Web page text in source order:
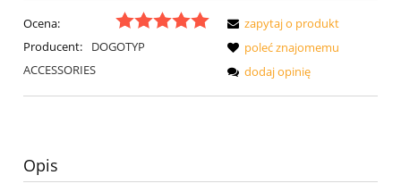
Ocena:
Producent:
DOGOTYP
ACCESSORIES
zapytaj o produkt
poleć znajomemu
dodaj opinię
Opis